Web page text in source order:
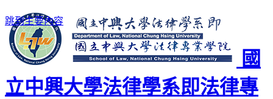
跳到主要內容
國
立中興大學法律學系即法律專